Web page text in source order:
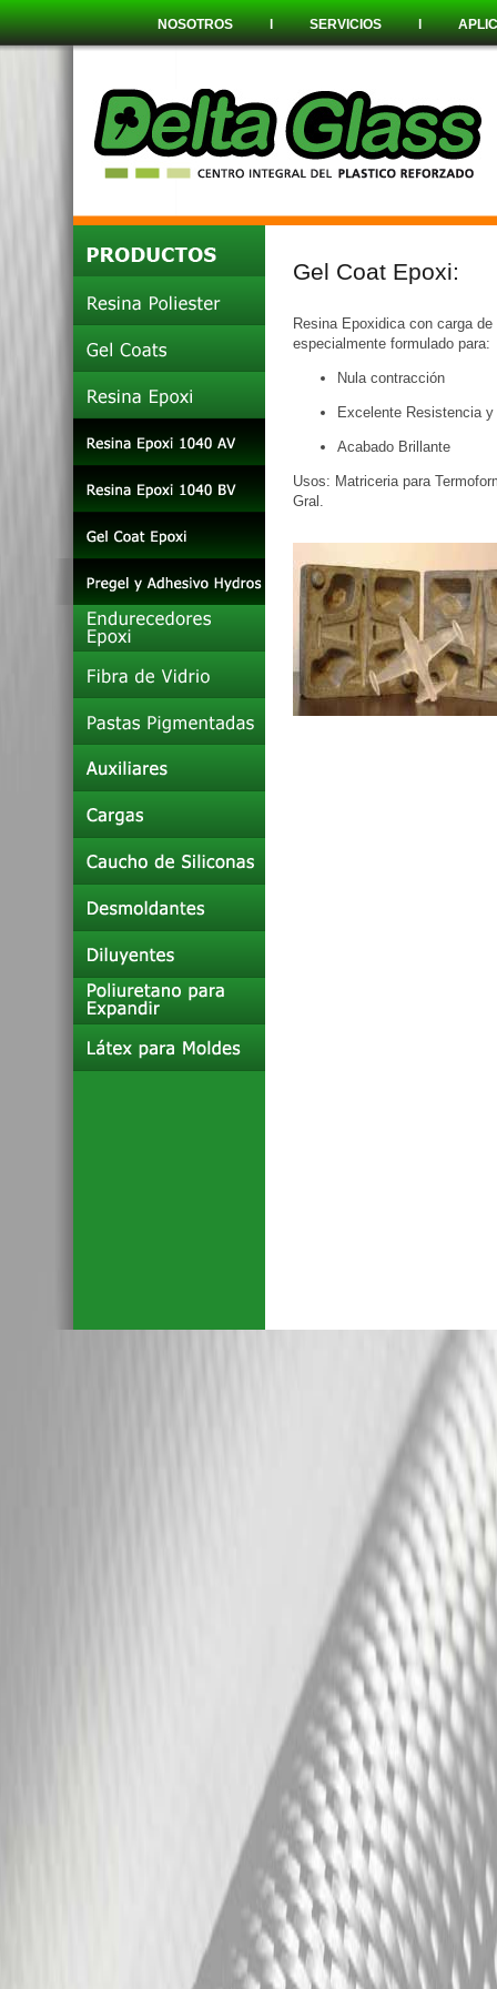
NOSOTROSlSERVICIOSl
Gel Coat Epoxi:
Resina Epoxidica con carga
especialmente formulado para:
Nula contracción
Excelente Resistencia y
Acabado Brillante
Usos: Matriceria para
Gral.